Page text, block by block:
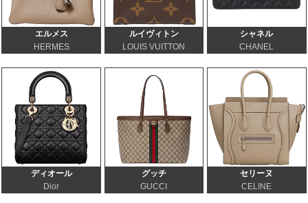
エルメス
HERMES
ルイヴィトン
LOUIS VUITTON
シャネル
CHANEL
ディオール
Dior
グッチ
GUCCI
セリーヌ
CELINE